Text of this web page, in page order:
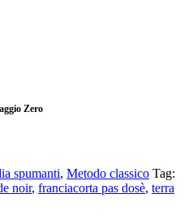
Zero
spumanti, Metodo classico Tag:
noir, franciacorta pas dosè, terra